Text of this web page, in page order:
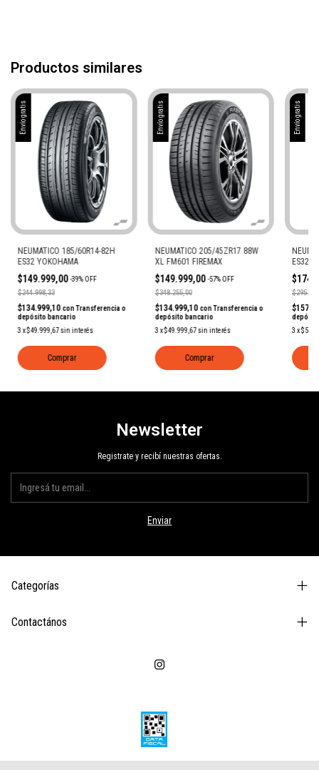
Productos similares
Envío gratis
NEUMATICO 185/60R14-82H
ES32 YOKOHAMA
$149.999,00-39%OFF
$244.998,33
$134.999,10 con Transferencia o
depósito bancario
3 x$49.999,67sin interés
Comprar
Envío gratis
NEUMATICO 205/45ZR17 88W
XL FM601 FIREMAX
$149.999,00-57%OFF
$348.255,00
$134.999,10 con Transferencia o
depósito bancario
3 x$49.999,67 sin interés
Comprar
Envío gratis
ES32
3 x
Newsletter
Registrate y recibí nuestras ofertas.
Categorías
Contactános